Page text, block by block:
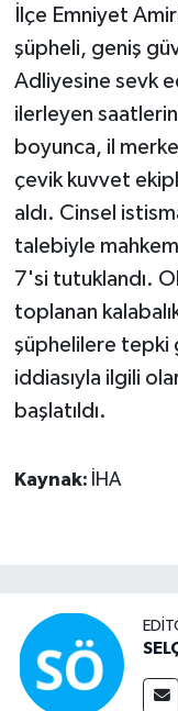
İlçe Emniyet
şüpheli, geniş
Adliyesine sevk
ilerleyen
boyunca, il
çevik kuvvet
aldı. Cinsel
talebiyle
7'si tutuklandı.
toplanan
şüphelilere tepki
iddiasıyla ilgili
başlatıldı.
Kaynak: İHA